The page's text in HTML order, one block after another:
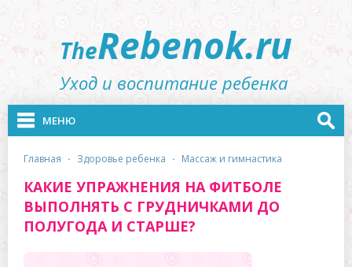
TheRebenok.ru
Уход и воспитание ребенка
МЕНЮ
главная · здоровье ребенка · массаж и гимнастика
КАКИЕ УПРАЖНЕНИЯ НА ФИТБОЛЕ
ВЫПОЛНЯТЬ С ГРУДНИЧКАМИ ДО
ПОЛУГОДА И СТАРШЕ?